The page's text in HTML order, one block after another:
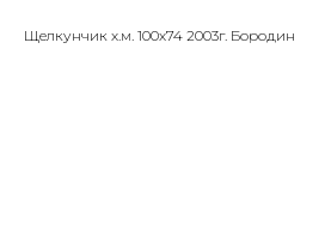
Щелкунчик х.м. 100х74 2003г. Бородин